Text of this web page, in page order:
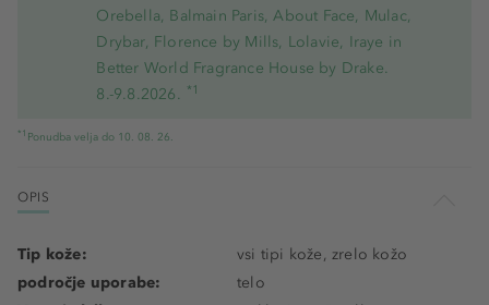
Orebella, Balmain Paris, About Face, Mulac,
Drybar, Florence by Mills, Lolavie, Iraye in
Better World Fragrance House by Drake.
8.-9.8.2026. *1
*1 Ponudba velja do 10. 08. 26.
OPIS
Tip kože:
vsi tipi kože, zrelo kožo
področje uporabe:
telo